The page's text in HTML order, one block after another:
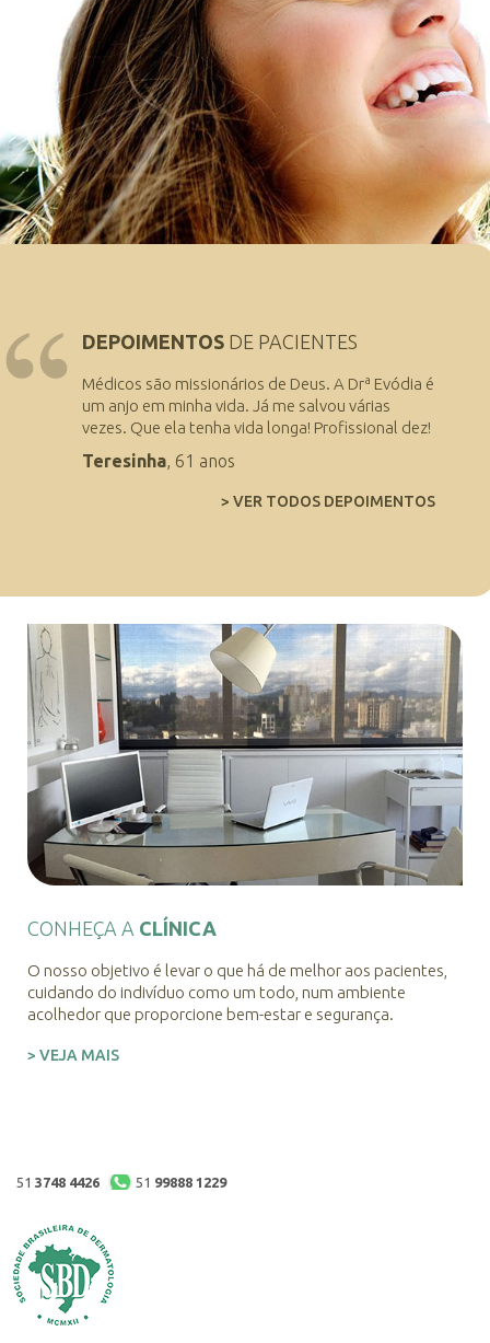
DEPOIMENTOS DE PACIENTES
Médicos são missionários de Deus. A Drª Evódia é
um anjo em minha vida. Já me salvou várias
vezes. Que ela tenha vida longa! Profissional dez!
Teresinha, 61 anos
> VER TODOS DEPOIMENTOS
CONHEÇA A CLÍNICA
O nosso objetivo é levar o que há de melhor aos pacientes,
cuidando do indivíduo como um todo, num ambiente
acolhedor que proporcione bem-estar e segurança.
> VEJA MAIS
51 3748 4426 51 99888 1229